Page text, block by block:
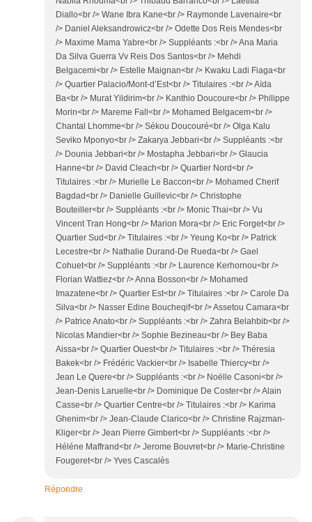
Diallo<br /> Wane Ibra Kane<br /> Raymonde Lavenaire<br
/> Daniel Aleksandrowicz<br /> Odette Dos Reis Mendes<br
/> Maxime Mama Yabre<br /> Suppléants :<br /> Ana Maria
Da Silva Guerra Vv Reis Dos Santos<br /> Mehdi
Belgacemi<br /> Estelle Maignan<br /> Kwaku Ladi Fiaga<br
/> Quartier Palacio/Mont-d’Est<br /> Titulaires :<br /> Aïda
Ba<br /> Murat Yildirim<br /> Kanthio Doucoure<br /> Philippe
Morin<br /> Mareme Fall<br /> Mohamed Belgacem<br />
Chantal Lhomme<br /> Sékou Doucouré<br /> Olga Kalu
Seviko Mponyo<br /> Zakarya Jebbari<br /> Suppléants :<br
/> Dounia Jebbari<br /> Mostapha Jebbari<br /> Glaucia
Hanne<br /> David Cleach<br /> Quartier Nord<br />
Titulaires :<br /> Murielle Le Baccon<br /> Mohamed Cherif
Bagdad<br /> Danielle Guillevic<br /> Christophe
Bouteiller<br /> Suppléants :<br /> Monic Thai<br /> Vu
Vincent Tran Hong<br /> Marion Mora<br /> Eric Forget<br />
Quartier Sud<br /> Titulaires :<br /> Yeung Ko<br /> Patrick
Lecestre<br /> Nathalie Durand-De Rueda<br /> Gael
Cohuet<br /> Suppléants :<br /> Laurence Kerhornou<br />
Florian Wattiez<br /> Anna Bosson<br /> Mohamed
Imazatene<br /> Quartier Est<br /> Titulaires :<br /> Carole Da
Silva<br /> Nasser Edine Boucheqif<br /> Assetou Camara<br
/> Patrice Anato<br /> Suppléants :<br /> Zahra Belahbib<br />
Nicolas Mandier<br /> Sophie Bezineau<br /> Bey Baba
Aissa<br /> Quartier Ouest<br /> Titulaires :<br /> Théresia
Bakek<br /> Frédéric Vackier<br /> Isabelle Thiercy<br />
Jean Le Quere<br /> Suppléants :<br /> Noëlle Casoni<br />
Jean-Denis Laruelle<br /> Dominique De Coster<br /> Alain
Casse<br /> Quartier Centre<br /> Titulaires :<br /> Karima
Ghenim<br /> Jean-Claude Clarico<br /> Christine Rajzman-
Kliger<br /> Jean Pierre Gimbert<br /> Suppléants :<br />
Héléne Maffrand<br /> Jerome Bouvret<br /> Marie-Christine
Fougeret<br /> Yves Cascalès
Répondre